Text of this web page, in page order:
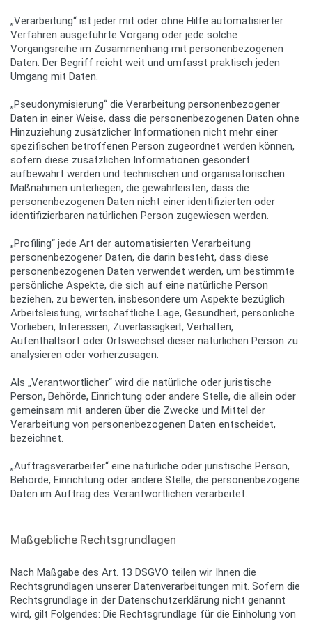
„Verarbeitung“ ist jeder mit oder ohne Hilfe automatisierter
Verfahren ausgeführte Vorgang oder jede solche
Vorgangsreihe im Zusammenhang mit personenbezogenen
Daten. Der Begriff reicht weit und umfasst praktisch jeden
Umgang mit Daten.
„Pseudonymisierung“ die Verarbeitung personenbezogener
Daten in einer Weise, dass die personenbezogenen Daten ohne
Hinzuziehung zusätzlicher Informationen nicht mehr einer
spezifischen betroffenen Person zugeordnet werden können,
sofern diese zusätzlichen Informationen gesondert
aufbewahrt werden und technischen und organisatorischen
Maßnahmen unterliegen, die gewährleisten, dass die
personenbezogenen Daten nicht einer identifizierten oder
identifizierbaren natürlichen Person zugewiesen werden.
„Profiling“ jede Art der automatisierten Verarbeitung
personenbezogener Daten, die darin besteht, dass diese
personenbezogenen Daten verwendet werden, um bestimmte
persönliche Aspekte, die sich auf eine natürliche Person
beziehen, zu bewerten, insbesondere um Aspekte bezüglich
Arbeitsleistung, wirtschaftliche Lage, Gesundheit, persönliche
Vorlieben, Interessen, Zuverlässigkeit, Verhalten,
Aufenthaltsort oder Ortswechsel dieser natürlichen Person zu
analysieren oder vorherzusagen.
Als „Verantwortlicher“ wird die natürliche oder juristische
Person, Behörde, Einrichtung oder andere Stelle, die allein oder
gemeinsam mit anderen über die Zwecke und Mittel der
Verarbeitung von personenbezogenen Daten entscheidet,
bezeichnet.
„Auftragsverarbeiter“ eine natürliche oder juristische Person,
Behörde, Einrichtung oder andere Stelle, die personenbezogene
Daten im Auftrag des Verantwortlichen verarbeitet.
Maßgebliche Rechtsgrundlagen
Nach Maßgabe des Art. 13 DSGVO teilen wir Ihnen die
Rechtsgrundlagen unserer Datenverarbeitungen mit. Sofern die
Rechtsgrundlage in der Datenschutzerklärung nicht genannt
wird, gilt Folgendes: Die Rechtsgrundlage für die Einholung von